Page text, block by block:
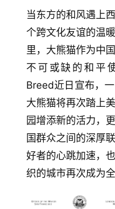
当东方的和风遇上
个跨文化友谊的温
里，大熊猫作为中
不可或缺的和平
Breed近日宣布，
大熊猫将再次踏上
园增添新的活力，
国群众之间的深厚
好者的心跳加速，
织的城市再次成为